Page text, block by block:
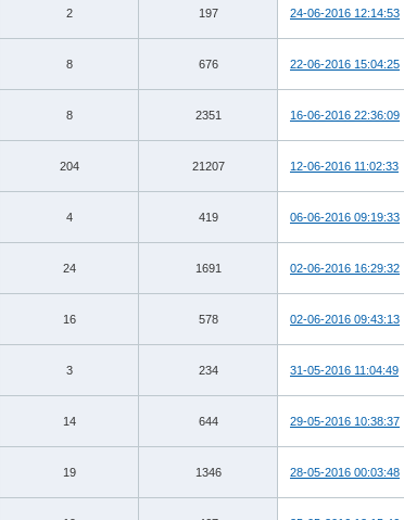
2 197 24-06-2016 12:14:53
8 676 22-06-2016 15:04:25
8 2351 16-06-2016 22:36:09
204 21207 12-06-2016 11:02:33
4 419 06-06-2016 09:19:33
24 1691 02-06-2016 16:29:32
16 578 02-06-2016 09:43:13
3 234 31-05-2016 11:04:49
14 644 29-05-2016 10:38:37
19 1346 28-05-2016 00:03:48